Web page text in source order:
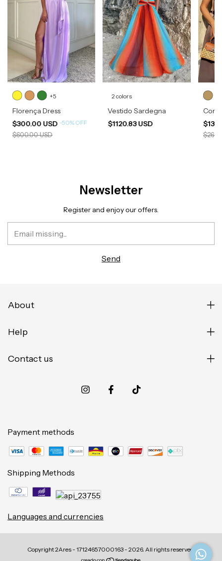
+5
Florença Dress
$300.00 USD -50%OFF
$600.00 USD
2 colors
Vestido Sardegna
$1120.83 USD
Newsletter
Register and enjoy our offers.
About
Help
Contact us
Payment methods
Shipping Methods
Languages and currencies
Copyright 2Ares - 17124657000163 - 2026. All rights reserved.